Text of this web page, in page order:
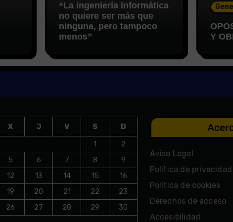
“La ingeniería informática
no quiere ser más que
ninguna, pero tampoco
menos”
Y
X J V S
D
1
2
5 6 7 8
9
12 13 14 15
16
19 20 21 22
23
26 27 28 29
30
Aviso Legal
Política de privacidad
Política de cookies
Derechos de acceso
Accesibilidad